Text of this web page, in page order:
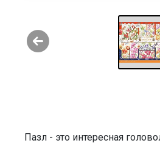
Пазл - это интересная